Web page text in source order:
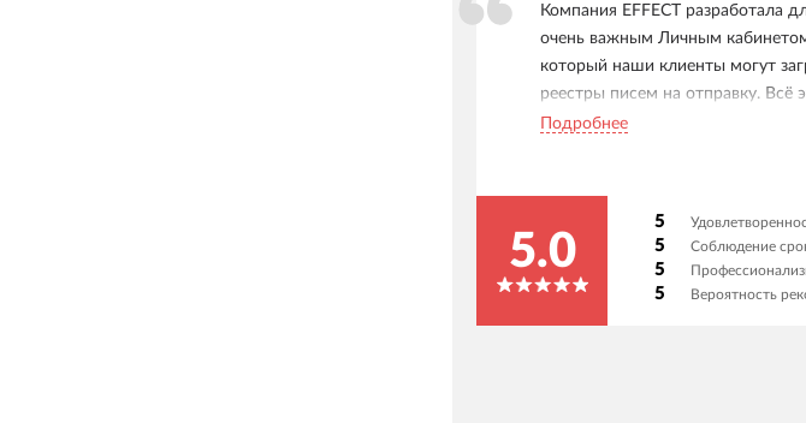
Компания EFFECT разработала
очень важным Личным
который наши клиенты могут
реестры писем на отправку. Всё
интегрировано с нашей 1С,
всегда на связи, никогда ни в чем
отказывают, всегда советуют как
этом ценник за час работы у них
Подробнее
5.0
5
5 Соблюдение
5
5 Вероятность